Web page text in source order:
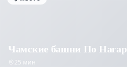
Чамские башни По Нагар
25 мин